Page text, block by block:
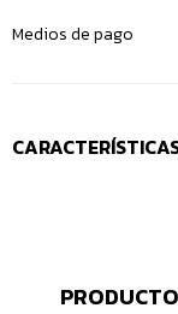
Medios de pago